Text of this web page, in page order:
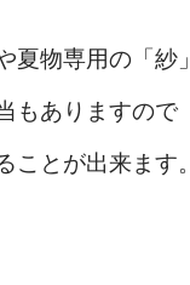
夏物専用の「紗」
もありますので
ことが出来ます。